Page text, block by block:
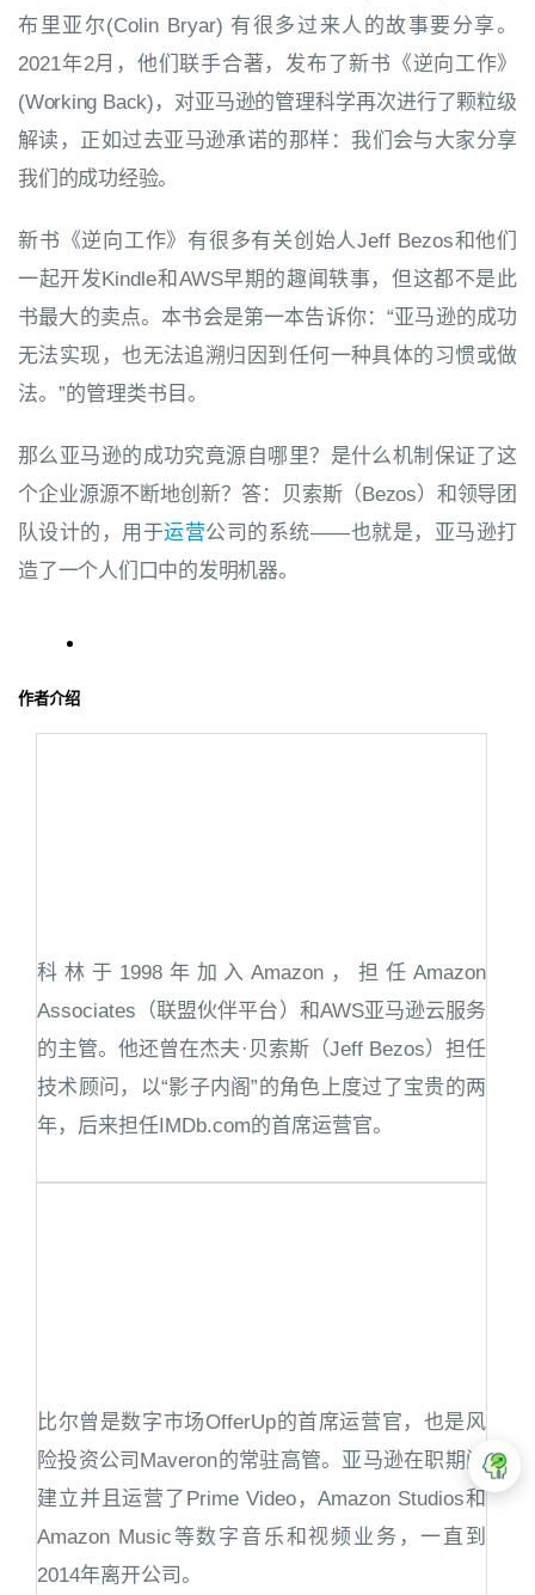
布里亚尔(Colin Bryar) 有很多过来人的故事要分享。
2021年2月，他们联手合著，发布了新书《逆向工作》
(Working Back)，对亚马逊的管理科学再次进行了颗粒级
解读，正如过去亚马逊承诺的那样：我们会与大家分享
我们的成功经验。
新书《逆向工作》有很多有关创始人Jeff Bezos和他们
一起开发Kindle和AWS早期的趣闻轶事，但这都不是此
书最大的卖点。本书会是第一本告诉你：“亚马逊的成功
无法实现，也无法追溯归因到任何一种具体的习惯或做
法。”的管理类书目。
那么亚马逊的成功究竟源自哪里？是什么机制保证了这
个企业源源不断地创新？ 答：贝索斯（Bezos）和领导团
队设计的，用于运营公司的系统——也就是，亚马逊打
造了一个人们口中的发明机器。
作者介绍
科林于1998年加入Amazon，担任Amazon
Associates（联盟伙伴平台）和AWS亚马逊云服务
的主管。他还曾在杰夫·贝索斯（Jeff Bezos）担任
技术顾问，以“影子内阁”的角色上度过了宝贵的两
年，后来担任IMDb.com的首席运营官。
比尔曾是数字市场OfferUp的首席运营官，也是风
险投资公司Maveron的常驻高管。亚马逊在职期间
建立并且运营了Prime Video，Amazon Studios和
Amazon Music等数字音乐和视频业务，一直到
2014年离开公司。